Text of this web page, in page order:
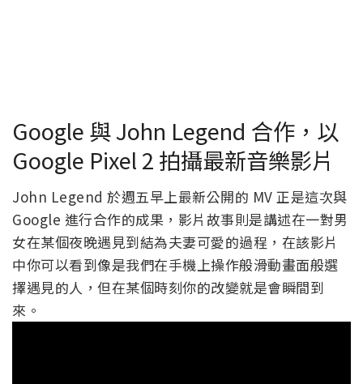
Google 與 John Legend 合作，以
Google Pixel 2 拍攝最新音樂影片
John Legend 於週五早上最新公開的 MV 正是這次與
Google 進行合作的成果，影片故事則是講述在一對男
女在某個夜晚遇見到結為夫妻可愛的過程，在該影片
中你可以看到像是我們在手機上操作般滑動畫面般選
擇遇見的人，但在某個時刻你的改變就是會瞬間到
來。